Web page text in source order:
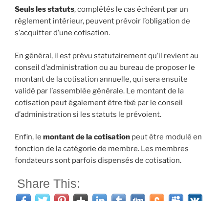
Seuls les statuts, complétés le cas échéant par un
règlement intérieur, peuvent prévoir l’obligation de
s’acquitter d’une cotisation.
En général, il est prévu statutairement qu’il revient au
conseil d’administration ou au bureau de proposer le
montant de la cotisation annuelle, qui sera ensuite
validé par l’assemblée générale. Le montant de la
cotisation peut également être fixé par le conseil
d’administration si les statuts le prévoient.
Enfin, le montant de la cotisation peut être modulé en
fonction de la catégorie de membre. Les membres
fondateurs sont parfois dispensés de cotisation.
Share This: